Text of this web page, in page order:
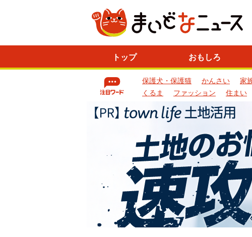
トップ おもしろ
保護犬・保護猫 かんさい 家
くるま
ファッション 住まい